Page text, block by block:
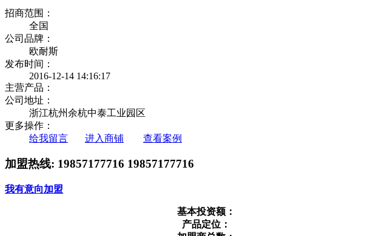
招商范围：
全国
公司品牌：
欧耐斯
发布时间：
2016-12-14 14:16:17
主营产品：
公司地址：
浙江杭州余杭中泰工业园区
更多操作：
给我留言
进入商铺 查看案例
加盟热线: 19857177716 19857177716
我有意向加盟
基本投资额：
产品定位：